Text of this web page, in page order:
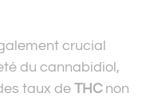
crucial
du cannabidiol,
taux de THCnon